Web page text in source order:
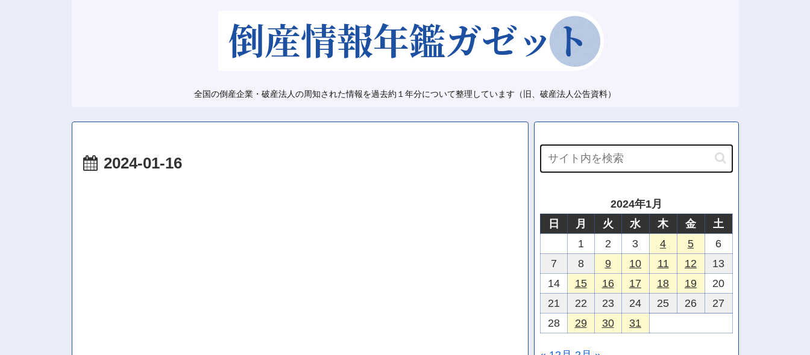
全国の倒産企業・破産法人の周知された情報を過去約１年分について整理しています（旧、破産法人公告資料）
2024-01-16
2024年1月
日
月 火 水 木 金
土
1
2 3 4 5
6
7
8 9 10 11 12
13
14
15 16 17 18 19
20
21
22 23 24 25 26
27
28
29 30 31